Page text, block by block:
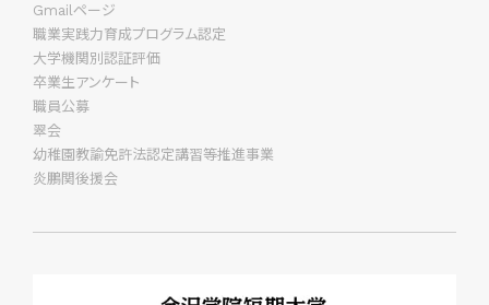
Gmailページ
職業実践力育成プログラム認定
大学機関別認証評価
卒業生アンケート
職員公募
翠会
幼稚園教諭免許法認定講習等推進事業
炎鵬関後援会